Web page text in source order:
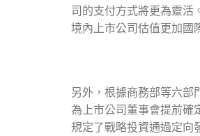
司的支付方式將更為靈活
境內上市公司估值更加國
另外，根據商務部等六部
為上市公司董事會提前確
規定了戰略投資通過定向